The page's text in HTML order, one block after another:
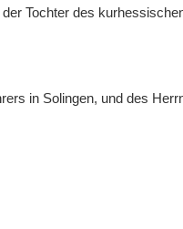
Tochter des
in Solingen, und des